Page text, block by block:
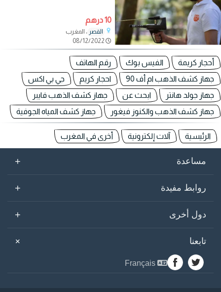
10 درهم
القصر ، المغرب
أحجار كريمة الفيس بوك
رقم الهاتف
جهاز كشف الذهب ام أف 90
احجار كريم
جي بي اكس
جهاز جولد هانتر
ابحث عن
جهاز كشف الذهب فايبر
جهاز كشف الذهب والكنوز فيغور
جهاز كشف المياه الجوفية
الرئيسية آلات إلكترونية أخرى في المغرب
مساعدة +
روابط مفيدة +
دول أخرى +
تابعنا +